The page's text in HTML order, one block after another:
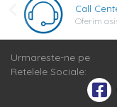
Call
Oferim
Urmareste-ne pe
Retelele Sociale: